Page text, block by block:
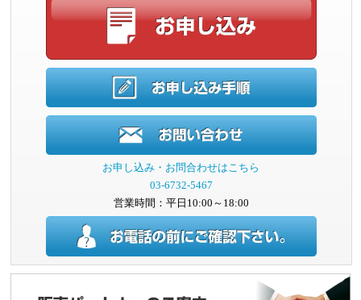
お申し込み・お問合わせはこちら
03-6732-5467
営業時間：平日10:00～18:00